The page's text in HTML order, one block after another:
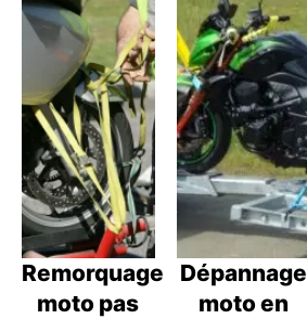
Remorquage
moto pas
Dépannage
moto en